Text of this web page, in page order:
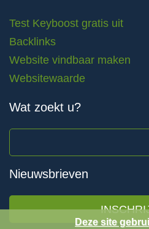
Test Keyboost gratis uit
Backlinks
Website vindbaar maken
Websitewaarde
Wat zoekt u?
Nieuwsbrieven
Deze site